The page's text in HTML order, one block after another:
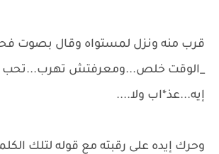
قرب منه ونزل لمستواه وقال بصوت
_الوقت خلص...ومعرفتش تهرب...تحب
إيه...عذ*اب ولا....
وحرك إيده على رقبته مع قوله لتلك